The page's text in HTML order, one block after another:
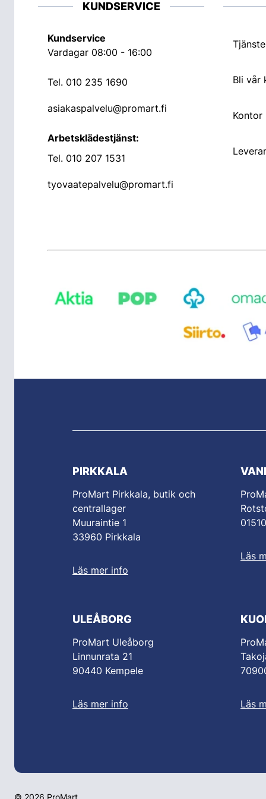
KUNDSERVICE
Kundservice
Vardagar 08:00 - 16:00
Tel. 010 235 1690
asiakaspalvelu@promart.fi
Arbetsklädestjänst:
Tel. 010 207 1531
tyovaatepalvelu@promart.fi
Bli vår
Kontor
PIRKKALA
ProMart Pirkkala, butik och
centrallager
Muuraintie 1
33960 Pirkkala
Läs mer info
Läs
ULEÅBORG
ProMart Uleåborg
Linnunrata 21
90440 Kempele
Läs mer info Läs